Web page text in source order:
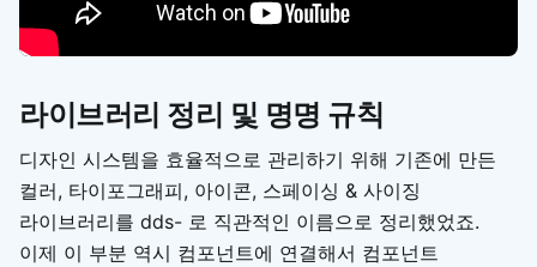
라이브러리 정리 및 명명 규칙
디자인 시스템을 효율적으로 관리하기 위해 기존에 만든
컬러, 타이포그래피, 아이콘, 스페이싱 & 사이징
라이브러리를 dds- 로 직관적인 이름으로 정리했었죠.
이제 이 부분 역시 컴포넌트에 연결해서 컴포넌트